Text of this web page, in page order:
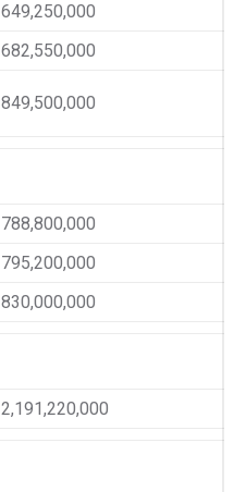
649,250,000
682,550,000
849,500,000
788,800,000
795,200,000
830,000,000
2,191,220,000